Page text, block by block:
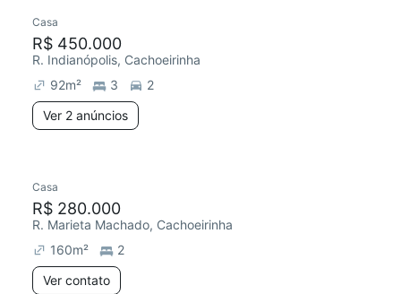
Casa
R$ 450.000
R. Indianópolis, Cachoeirinha
92m² 3
2
Ver 2 anúncios
Chegou este mês
Casa
R$ 280.000
R. Marieta Machado, Cachoeirinha
160m²
2
Ver contato